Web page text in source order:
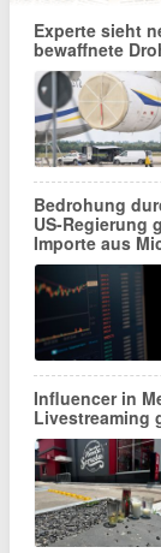
Experte sieht
bewaffnete
Bedrohung
US-Regierung
Importe aus
Influencer in
Livestreaming